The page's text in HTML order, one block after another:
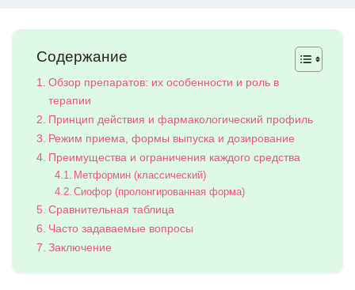
Содержание
Обзор препаратов: их особенности и роль в
терапии
Принцип действия и фармакологический профиль
Режим приема, формы выпуска и дозирование
Преимущества и ограничения каждого средства
Метформин (классический)
Сиофор (пролонгированная форма)
Сравнительная таблица
Часто задаваемые вопросы
Заключение